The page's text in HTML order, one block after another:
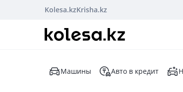
Kolesa.kzKrisha.kz
Машины Авто в кредит